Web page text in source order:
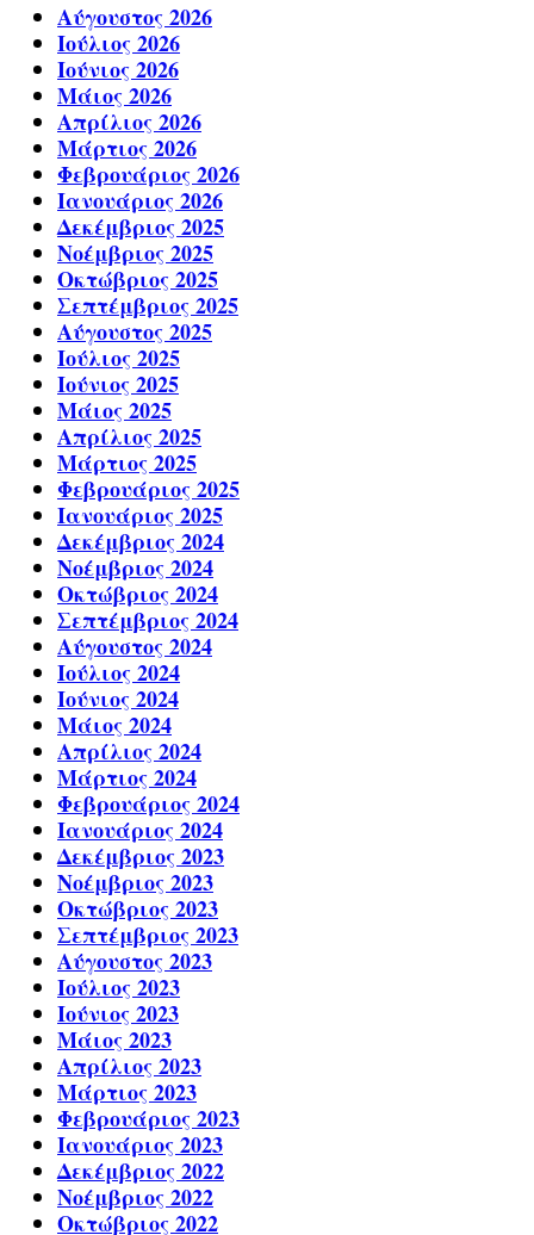
Αύγουστος 2026
Ιούλιος 2026
Ιούνιος 2026
Μάιος 2026
Απρίλιος 2026
Μάρτιος 2026
Φεβρουάριος 2026
Ιανουάριος 2026
Δεκέμβριος 2025
Νοέμβριος 2025
Οκτώβριος 2025
Σεπτέμβριος 2025
Αύγουστος 2025
Ιούλιος 2025
Ιούνιος 2025
Μάιος 2025
Απρίλιος 2025
Μάρτιος 2025
Φεβρουάριος 2025
Ιανουάριος 2025
Δεκέμβριος 2024
Νοέμβριος 2024
Οκτώβριος 2024
Σεπτέμβριος 2024
Αύγουστος 2024
Ιούλιος 2024
Ιούνιος 2024
Μάιος 2024
Απρίλιος 2024
Μάρτιος 2024
Φεβρουάριος 2024
Ιανουάριος 2024
Δεκέμβριος 2023
Νοέμβριος 2023
Οκτώβριος 2023
Σεπτέμβριος 2023
Αύγουστος 2023
Ιούλιος 2023
Ιούνιος 2023
Μάιος 2023
Απρίλιος 2023
Μάρτιος 2023
Φεβρουάριος 2023
Ιανουάριος 2023
Δεκέμβριος 2022
Νοέμβριος 2022
Οκτώβριος 2022